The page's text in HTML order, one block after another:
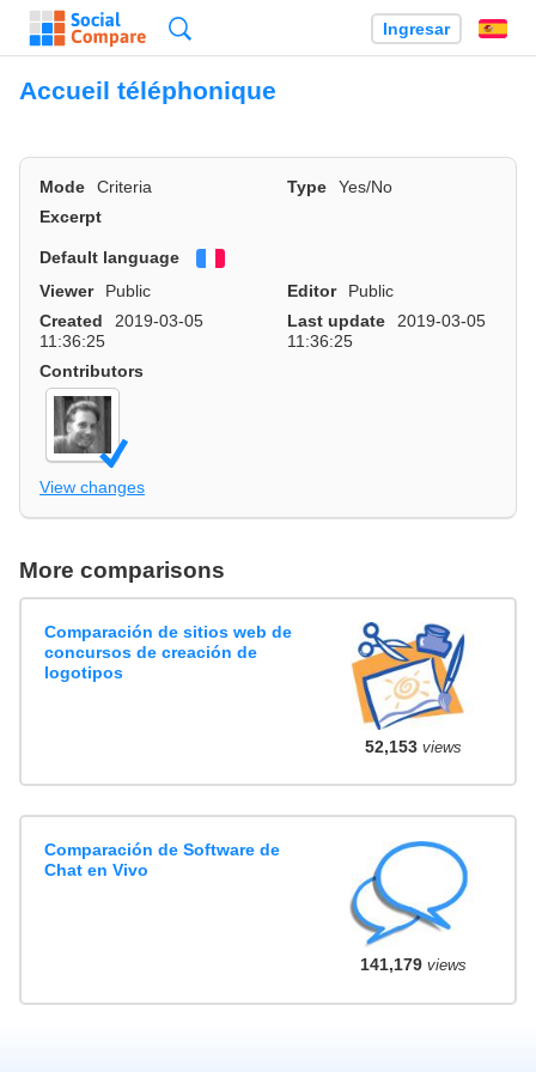
Ingresar
Accueil téléphonique
Mode Criteria Type
Yes/No
Excerpt
Default language
Viewer
Public Editor
Public
Created
2019-03-05
11:36:25
Last update
2019-03-05
11:36:25
Contributors
View changes
More comparisons
Comparación de sitios web de
concursos de creación de
logotipos
52,153views
Comparación de Software de
Chat en Vivo
141,179views